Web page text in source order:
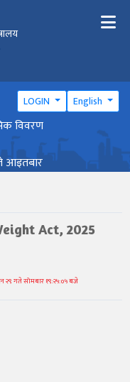
LOGIN English
विवरण
आइतबार
Act, 2025
२९ गते सोमबार १९:२५:०५ बजे